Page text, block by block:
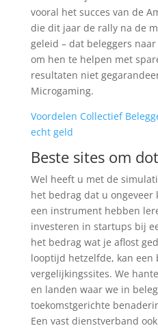
vooral het succes van de
die dit jaar de rally na de
geleid – dat beleggers
om hen te helpen met
resultaten niet
Microgaming.
Voordelen Collectief
echt geld
Beste sites om
Wel heeft u met de
het bedrag dat u
een instrument hebben
investeren in startups bij
het bedrag wat je aflost
looptijd hetzelfde, kan een
vergelijkingssites. We
en landen waar we in
toekomstgerichte
Een vast dienstverband